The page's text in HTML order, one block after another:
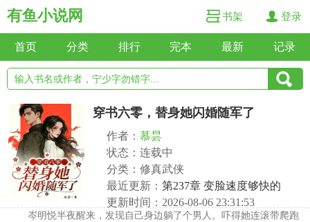
有鱼小说网 书架 登录
首页 分类 排行 完本 最新 记录
穿书六零，替身她闪婚随军了
作者： 慕昙
状态：连载中
分类：修真武侠
最近更新： 第237章 变脸速度够快的
更新时间：2026-08-06 23:31:53
岑明悦半夜醒来，发现自己身边躺了个男人。吓得她连滚带爬跑